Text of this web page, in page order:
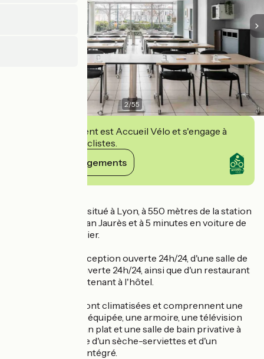
2/55
Cet établissement est Accueil Vélo et s'engage à
accueillir des cyclistes.
Voir ses engagements
Le Q7 LODGE est situé à Lyon, à 550 mètres de la station
de métro Place Jean Jaurès et à 5 minutes en voiture de
la Halle Tony Garnier.
Il dispose d'une réception ouverte 24h/24, d'une salle de
fitness gratuite ouverte 24h/24, ainsi que d'un restaurant
italien sur place attenant à l'hôtel.
Tous les studios sont climatisées et comprennent une
kitchenette toute équipée, une armoire, une télévision
par satellite à écran plat et une salle de bain privative à
l'italienne pourvue d'un sèche-serviettes et d'un
système de radio intégré.